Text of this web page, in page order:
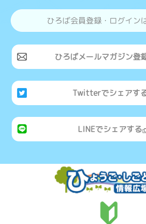
ひろば会員登録・ログイン
ひろばメールマガジン登
Twitterでシェアす
LINEでシェアする